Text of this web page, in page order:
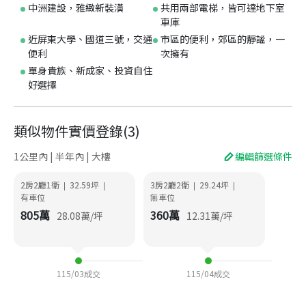
中洲建設，雅緻新裝潢
共用兩部電梯，皆可達地下室
車庫
近屏東大學、國道三號，交通
便利
市區的便利，郊區的靜謐，一
次擁有
單身貴族、新成家、投資自住
好選擇
類似物件實價登錄(3)
1公里內 | 半年內 | 大樓 編輯篩選條件
2房2廳1衛 | 32.59坪 |
有車位
805萬 28.08萬/坪
115/03成交
3房2廳2衛 | 29.24坪 |
無車位
360萬 12.31萬/坪
115/04成交